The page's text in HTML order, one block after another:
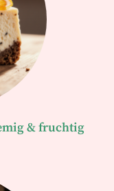
& fruchtig